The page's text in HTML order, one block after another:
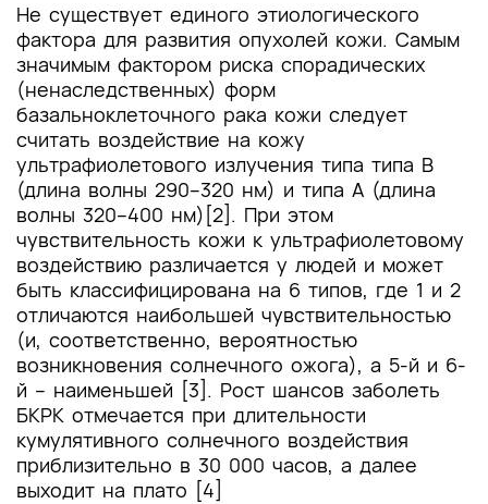
Не существует единого этиологического
фактора для развития опухолей кожи. Самым
значимым фактором риска спорадических
(ненаследственных) форм
базальноклеточного рака кожи следует
считать воздействие на кожу
ультрафиолетового излучения типа типа В
(длина волны 290–320 нм) и типа А (длина
волны 320–400 нм)[2]. При этом
чувствительность кожи к ультрафиолетовому
воздействию различается у людей и может
быть классифицирована на 6 типов, где 1 и 2
отличаются наибольшей чувствительностью
(и, соответственно, вероятностью
возникновения солнечного ожога), а 5-й и 6-
й – наименьшей [3]. Рост шансов заболеть
БКРК отмечается при длительности
кумулятивного солнечного воздействия
приблизительно в 30 000 часов, а далее
выходит на плато [4]